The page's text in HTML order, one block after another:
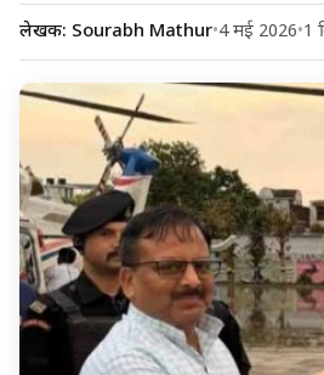
लेखक: Sourabh Mathur•4 मई 2026•1